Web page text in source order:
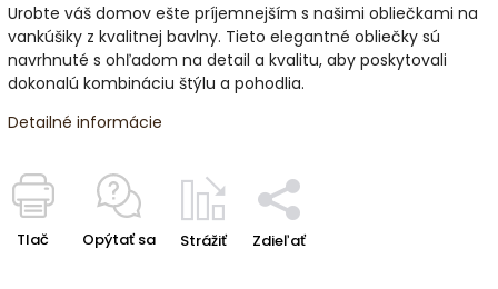
Urobte váš domov ešte príjemnejším s našimi obliečkami na
vankúšiky z kvalitnej bavlny. Tieto elegantné obliečky sú
navrhnuté s ohľadom na detail a kvalitu, aby poskytovali
dokonalú kombináciu štýlu a pohodlia.
Detailné informácie
Tlač Opýtať sa Strážiť Zdieľať